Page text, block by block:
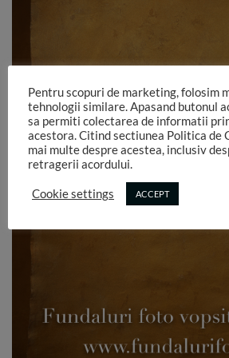
Pentru scopuri de marketing, folosim
tehnologii similare. Apasand butonul
sa permiti colectarea de informatii
acestora. Citind sectiunea Politica de
mai multe despre acestea, inclusiv
retragerii acordului.
Cookie settings ACCEPT